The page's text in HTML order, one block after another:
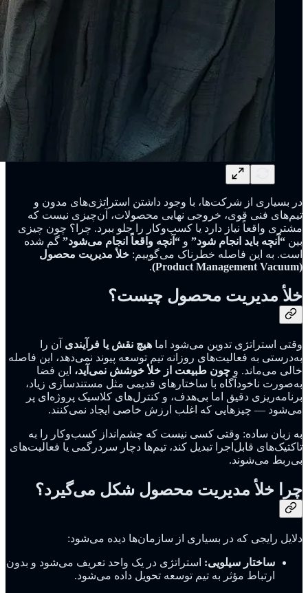
در بسیاری از شرکت‌ها، با وجود داشتن استراتژی‌های مدون و
تیم‌های فنی قوی، خروجی نهایی محصولات، آن‌چیزی نیست که
مشتری واقعاً نیاز دارد یا کسب‌وکار را جلو ببرد. چرا؟ چون چیزی
بین “آنچه باید انجام شود” و “آنچه واقعاً انجام می‌شود” گم شده
است. به این فاصله خطرناک می‌گوییم: خلأ مدیریت محصول
(Product Management Vacuum)
.
خلأ مدیریت محصول چیست؟
وقتی استراتژی تدوین می‌شود اما هیچ نقش یا فرآیندی آن را
به‌درستی به فعالیت‌های روزانه تیم توسعه پیوند نمی‌دهد، این فاصله
خالی می‌ماند. و چون طبیعت از خلأ خوشش نمی‌آید، این فضا
به‌صورت ناخودآگاه با ساختارهای قدیمی مثل مستندسازی زیاد،
برنامه‌ریزی دقیق اما بی‌هدف، و کنترل‌های کلاسیک پروژه‌ای پر
می‌شود — چیزهایی که اغلب ارزش خاصی ایجاد نمی‌کنند.
به زبان ساده: وقتی کسی نیست که چشم‌انداز کسب‌وکار را به
تاکتیک‌های قابل‌اجرا تبدیل کند، تیم‌ها دچار سردرگمی یا فعالیت‌های
بی‌ربط می‌شوند.
چرا خلأ مدیریت محصول شکل می‌گیرد؟
دلایل رایجی که در بسیاری از سازمان‌ها دیده می‌شود:
ساختار سیلویی: استراتژی در یک واحد تعریف می‌شود و بدون
ارتباط مؤثر به تیم توسعه تحویل داده می‌شود.